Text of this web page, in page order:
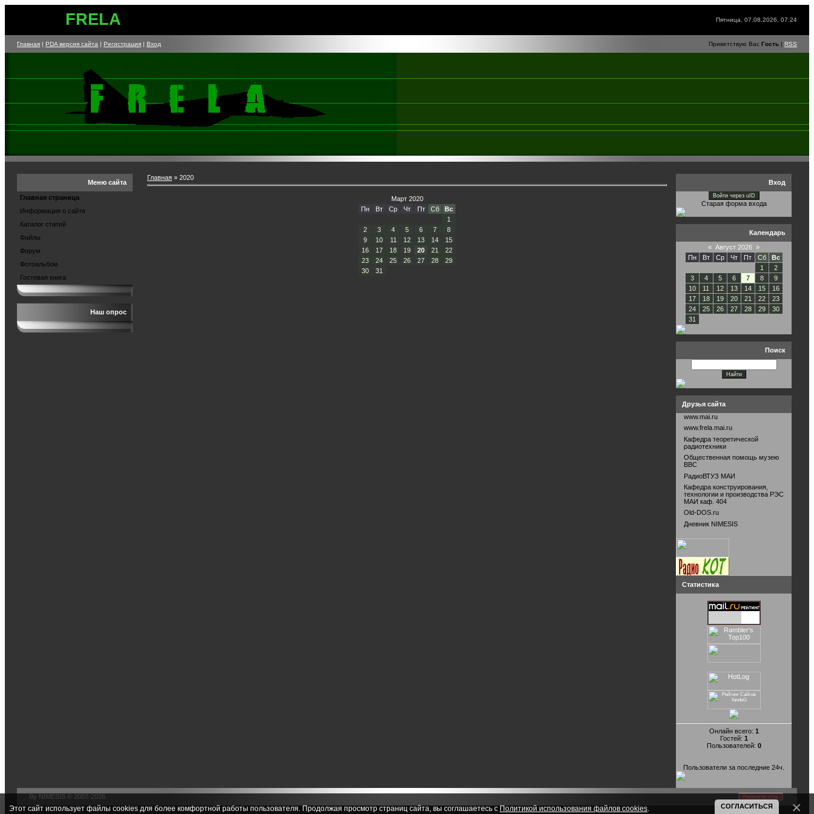
FRELA Пятница, 07.08.2026, 07:24
Главная | PDA версия сайта | Регистрация | Вход Приветствую Вас Гость | RSS
Меню сайта
Главная страница
Информация о сайте
Каталог статей
Файлы
Форум
Фотоальбом
Гостевая книга
Наш опрос
Главная » 2020
Март 2020
Пн
Вт Ср Чт Пт Сб
Вс
1
2
3 4 5 6 7
8
9
10 11 12 13 14
15
16
17 18 19 20 21
22
23
24 25 26 27 28
29
30
31
Вход
Войти через uID
Старая форма входа
Календарь
« Август 2026 »
Пн
Вт Ср Чт Пт Сб
Вс
1
2
3
4 5 6 7 8
9
10
11 12 13 14 15
16
17
18 19 20 21 22
23
24
25 26 27 28 29
30
31
Поиск
Друзья сайта
www.mai.ru
www.frela.mai.ru
Кафедра теоретической
радиотехники
Общественная помощь музею
ВВС
РадиоВТУЗ МАИ
Кафедра конструирования,
технологии и производства РЭС
МАИ каф. 404
Old-DOS.ru
Дневник NIMESIS
Статистика
Онлайн всего: 1
Гостей: 1
Пользователей: 0
Пользователи за последние 24ч.
By NIMESIS © 2007-2026
Этот сайт использует файлы cookies для более комфортной работы пользователя. Продолжая просмотр страниц сайта, вы соглашаетесь сПолитикой использования файлов cookies СОГЛАСИТЬСЯ